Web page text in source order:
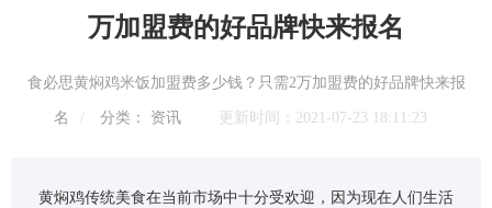
万加盟费的好品牌快来报名
食必思黄焖鸡米饭加盟费多少钱？只需2万加盟费的好品牌快来报
名 / 分类： 资讯 更新时间：2021-07-23 18:11:23
黄焖鸡传统美食在当前市场中十分受欢迎，因为现在人们生活